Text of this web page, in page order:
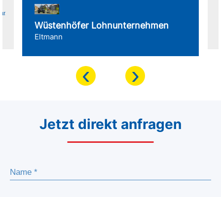
Wüstenhöfer Lohnunternehmen
Eltmann
‹ ›
Jetzt direkt anfragen